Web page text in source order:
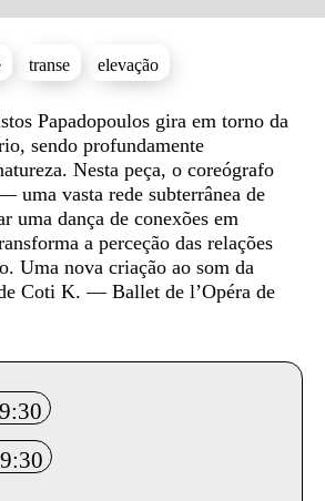
Papadopoulos gira em torno da
sendo profundamente
Nesta peça, o coreógrafo
uma vasta rede subterrânea de
uma dança de conexões em
a perceção das relações
Uma nova criação ao som da
Coti K. — Ballet de l’Opéra de
transe elevação
bilhetes